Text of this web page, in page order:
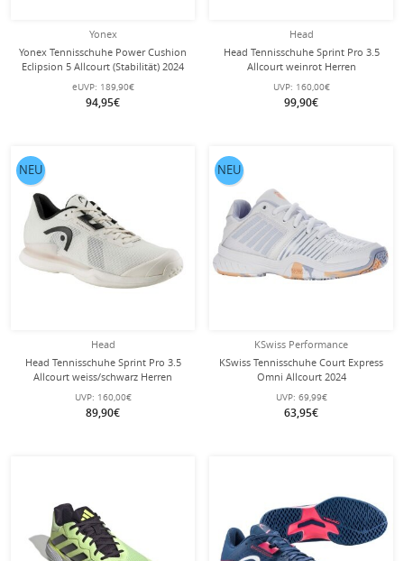
Yonex
Yonex Tennisschuhe Power Cushion
Eclipsion 5 Allcourt (Stabilität) 2024
blaugrün Herren
eUVP: 189,90€
94,95€
Head
Head Tennisschuhe Sprint Pro 3.5
Allcourt weinrot Herren
UVP: 160,00€
99,90€
Head
Head Tennisschuhe Sprint Pro 3.5
Allcourt weiss/schwarz Herren
UVP: 160,00€
89,90€
NEU
KSwiss Performance
KSwiss Tennisschuhe Court Express
Omni Allcourt 2024
weiss/violett/peach Kinder
UVP: 69,99€
63,95€
NEU